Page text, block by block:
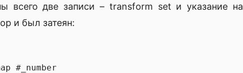
всего две записи – transform set и указание на
и был затеян:
#_number